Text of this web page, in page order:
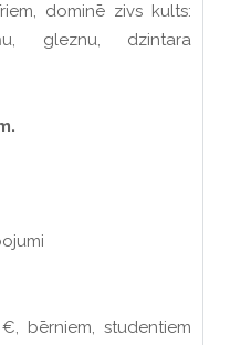
dominē zivs kults:
gleznu, dzintara
bērniem, studentiem